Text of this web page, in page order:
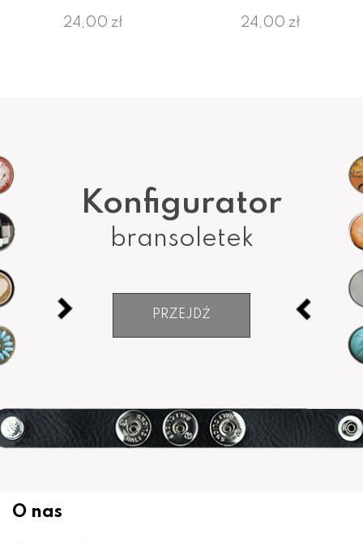
24,00 zł 24,00 zł
Konfigurator
bransoletek
PRZEJDŹ
O nas